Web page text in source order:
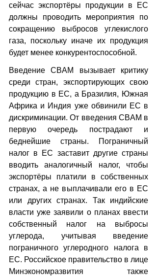
сейчас экспортёры продукции в ЕС
должны проводить мероприятия по
сокращению выбросов углекислого
газа, поскольку иначе их продукция
будет менее конкурентоспособной.
Введение CBAM вызывает критику
среди стран, экспортирующих свою
продукцию в ЕС, а Бразилия, Южная
Африка и Индия уже обвинили ЕС в
дискриминации. От введения CBAM в
первую очередь пострадают и
беднейшие страны. Пограничный
налог в ЕС заставит другие страны
вводить аналогичный налог, чтобы
экспортёры платили в собственных
странах, а не выплачивали его в ЕС
или других странах. Так индийские
власти уже заявили о планах ввести
собственный налог на выбросы
углерода, учитывая введение
пограничного углеродного налога в
ЕС. Российское правительство в лице
Минэкономразвития также